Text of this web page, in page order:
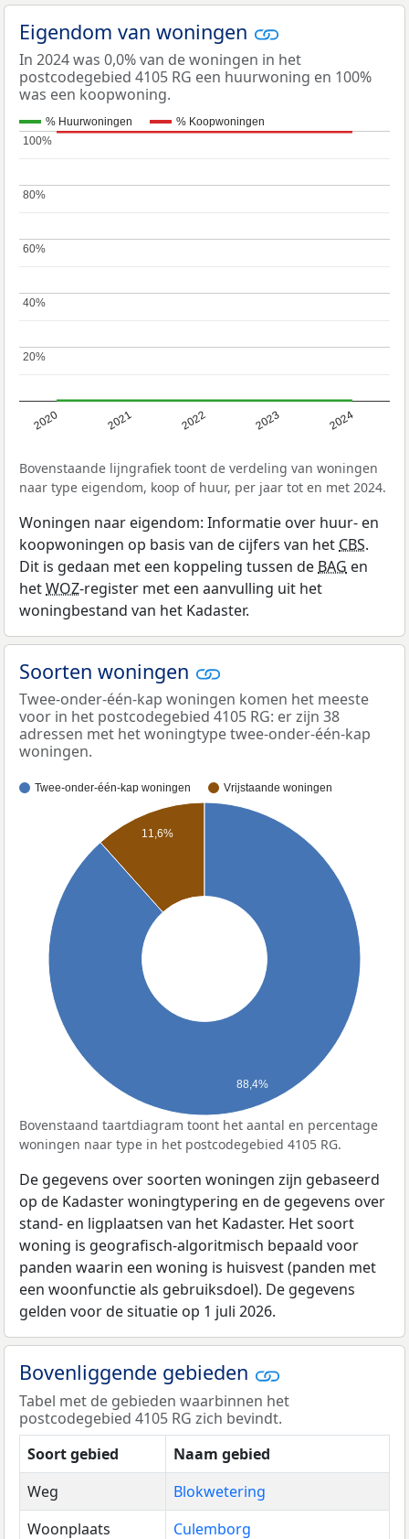
Eigendom van woningen
In 2024 was 0,0% van de woningen in het
postcodegebied 4105 RG een huurwoning en 100%
was een koopwoning.
% Huurwoningen % Koopwoningen
2020 2021 2022 2023 2024
20%
20%
40%
40%
60%
60%
80%
80%
100%
100%
Bovenstaande lijngrafiek toont de verdeling van woningen
naar type eigendom, koop of huur, per jaar tot en met 2024.
Woningen naar eigendom: Informatie over huur- en
koopwoningen op basis van de cijfers van het CBS.
Dit is gedaan met een koppeling tussen de BAG en
hetWOZ-register met een aanvulling uit het
woningbestand van het Kadaster.
Soorten woningen
Twee-onder-één-kap woningen komen het meeste
voor in het postcodegebied 4105 RG: er zijn 38
adressen met het woningtype twee-onder-één-kap
woningen.
Twee-onder-één-kap woningen Vrijstaande woningen
11,6%
88,4%
Bovenstaand taartdiagram toont het aantal en percentage
woningen naar type in het postcodegebied 4105 RG.
De gegevens over soorten woningen zijn gebaseerd
op de Kadaster woningtypering en de gegevens over
stand- en ligplaatsen van het Kadaster. Het soort
woning is geografisch-algoritmisch bepaald voor
panden waarin een woning is huisvest (panden met
een woonfunctie als gebruiksdoel). De gegevens
gelden voor de situatie op 1 juli 2026.
Bovenliggende gebieden
Tabel met de gebieden waarbinnen het
postcodegebied 4105 RG zich bevindt.
Soort gebied
Naam gebied
Weg
Blokwetering
Woonplaats
Culemborg